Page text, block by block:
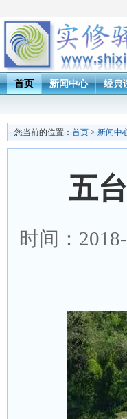
首页 新闻中心 经典
您当前的位置： 首页 > 新闻中
五
时间：